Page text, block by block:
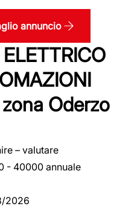
annuncio
Oderzo
– valutare
- 40000 annuale
2026